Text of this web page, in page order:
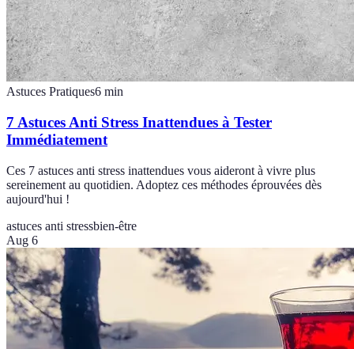
Astuces Pratiques6 min
7 Astuces Anti Stress Inattendues à Tester
Immédiatement
Ces 7 astuces anti stress inattendues vous aideront à vivre plus
sereinement au quotidien. Adoptez ces méthodes éprouvées dès
aujourd'hui !
astuces anti stressbien-être
Aug 6